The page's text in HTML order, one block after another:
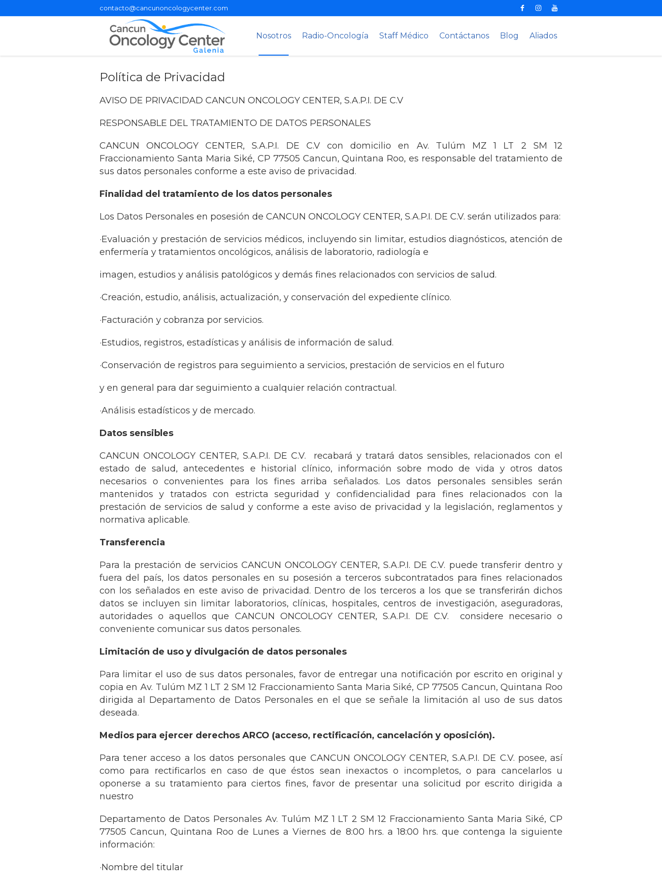
contacto@cancunoncologycenter.com
Nosotros Radio-Oncología Staff Médico Contáctanos Blog Aliados
Política de Privacidad
AVISO DE PRIVACIDAD CANCUN ONCOLOGY CENTER, S.A.P.I. DE C.V
RESPONSABLE DEL TRATAMIENTO DE DATOS PERSONALES
CANCUN ONCOLOGY CENTER, S.A.P.I. DE C.V con domicilio en Av. Tulúm MZ 1 LT 2 SM 12
Fraccionamiento Santa Maria Siké, CP 77505 Cancun, Quintana Roo, es responsable del tratamiento de
sus datos personales conforme a este aviso de privacidad.
Finalidad del tratamiento de los datos personales
Los Datos Personales en posesión de CANCUN ONCOLOGY CENTER, S.A.P.I. DE C.V. serán utilizados para:
·Evaluación y prestación de servicios médicos, incluyendo sin limitar, estudios diagnósticos, atención de
enfermería y tratamientos oncológicos, análisis de laboratorio, radiología e
imagen, estudios y análisis patológicos y demás fines relacionados con servicios de salud.
·Creación, estudio, análisis, actualización, y conservación del expediente clínico.
·Facturación y cobranza por servicios.
·Estudios, registros, estadísticas y análisis de información de salud.
·Conservación de registros para seguimiento a servicios, prestación de servicios en el futuro
y en general para dar seguimiento a cualquier relación contractual.
·Análisis estadísticos y de mercado.
Datos sensibles
CANCUN ONCOLOGY CENTER, S.A.P.I. DE C.V. recabará y tratará datos sensibles, relacionados con el
estado de salud, antecedentes e historial clínico, información sobre modo de vida y otros datos
necesarios o convenientes para los fines arriba señalados. Los datos personales sensibles serán
mantenidos y tratados con estricta seguridad y confidencialidad para fines relacionados con la
prestación de servicios de salud y conforme a este aviso de privacidad y la legislación, reglamentos y
normativa aplicable.
Transferencia
Para la prestación de servicios CANCUN ONCOLOGY CENTER, S.A.P.I. DE C.V. puede transferir dentro y
fuera del país, los datos personales en su posesión a terceros subcontratados para fines relacionados
con los señalados en este aviso de privacidad. Dentro de los terceros a los que se transferirán dichos
datos se incluyen sin limitar laboratorios, clínicas, hospitales, centros de investigación, aseguradoras,
autoridades o aquellos que CANCUN ONCOLOGY CENTER, S.A.P.I. DE C.V. considere necesario o
conveniente comunicar sus datos personales.
Limitación de uso y divulgación de datos personales
Para limitar el uso de sus datos personales, favor de entregar una notificación por escrito en original y
copia en Av. Tulúm MZ 1 LT 2 SM 12 Fraccionamiento Santa Maria Siké, CP 77505 Cancun, Quintana Roo
dirigida al Departamento de Datos Personales en el que se señale la limitación al uso de sus datos
deseada.
Medios para ejercer derechos ARCO (acceso, rectificación, cancelación y oposición).
Para tener acceso a los datos personales que CANCUN ONCOLOGY CENTER, S.A.P.I. DE C.V. posee, así
como para rectificarlos en caso de que éstos sean inexactos o incompletos, o para cancelarlos u
oponerse a su tratamiento para ciertos fines, favor de presentar una solicitud por escrito dirigida a
nuestro
Departamento de Datos Personales Av. Tulúm MZ 1 LT 2 SM 12 Fraccionamiento Santa Maria Siké, CP
77505 Cancun, Quintana Roo de Lunes a Viernes de 8:00 hrs. a 18:00 hrs. que contenga la siguiente
información:
·Nombre del titular